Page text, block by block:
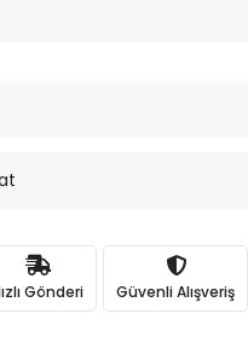
Gönderi Güvenli Alışveriş